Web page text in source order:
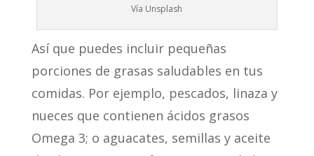
Vía Unsplash
Así que puedes incluir pequeñas
porciones de grasas saludables en tus
comidas. Por ejemplo, pescados, linaza y
nueces que contienen ácidos grasos
Omega 3; o aguacates, semillas y aceite